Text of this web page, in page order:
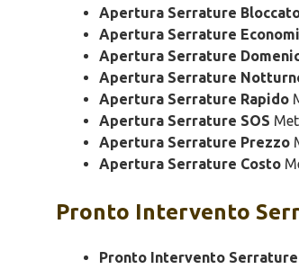
Apertura Serrature
Apertura Serrature
Apertura Serrature
Apertura Serrature
Apertura Serrature Rapido
Apertura Serrature SOS
Apertura Serrature Prezzo
Apertura Serrature Costo
Pronto Intervento
Pronto Intervento